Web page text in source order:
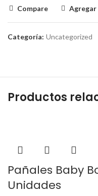
Compare
Categoría: Uncategorized
Productos
Pañales Baby
Unidades